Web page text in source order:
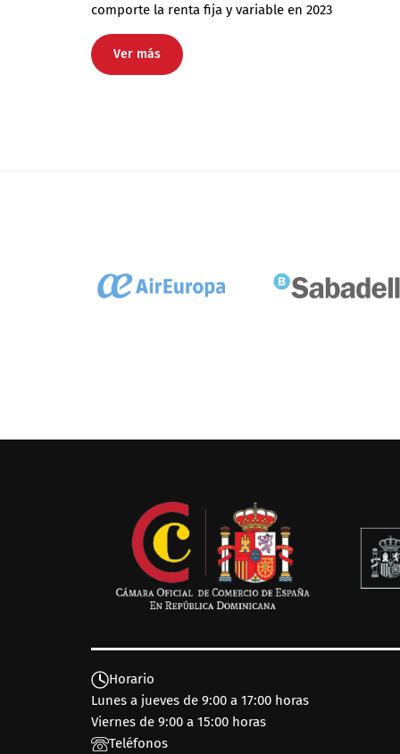
comporte la renta fija y variable en 2023
Ver más
Horario
Lunes a jueves de 9:00 a 17:00 horas
Viernes de 9:00 a 15:00 horas
Teléfonos